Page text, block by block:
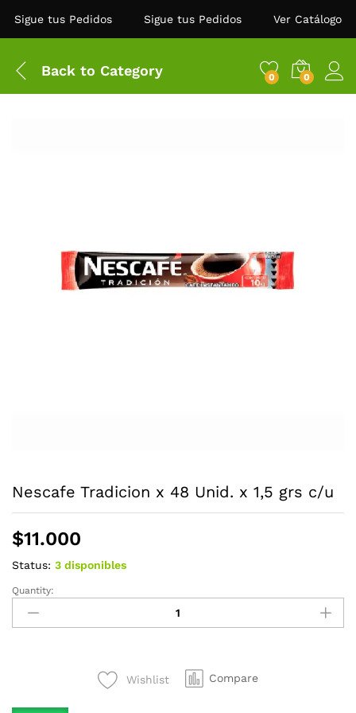
Sigue tus Pedidos Sigue tus Pedidos Ver Catálogo
Back to Category 0 0
Nescafe Tradicion x 48 Unid. x 1,5 grs c/u
$11.000
Status: 3 disponibles
Nescafe
Tradicion
x
Quantity:
Wishlist Compare